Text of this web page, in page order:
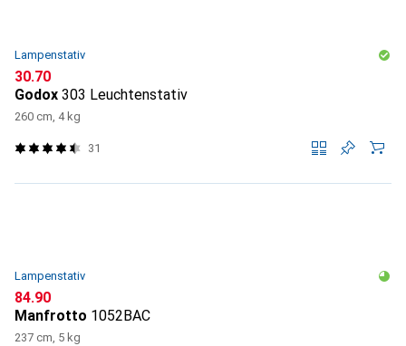
Lampenstativ
CHF
30.70
Godox 303 Leuchtenstativ
260 cm, 4 kg
31
Lampenstativ
CHF
84.90
Manfrotto 1052BAC
237 cm, 5 kg